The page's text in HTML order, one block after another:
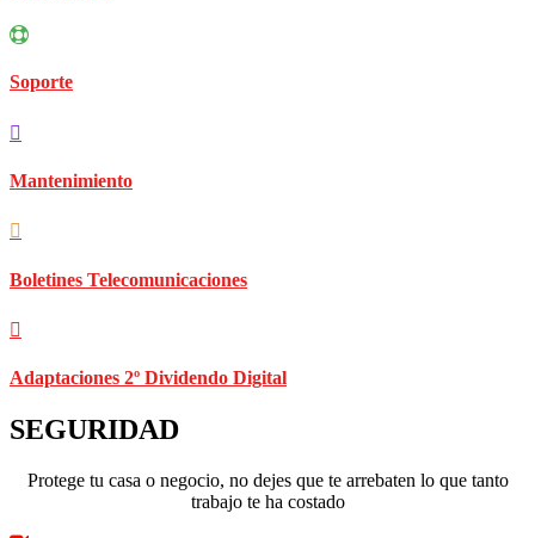
Soporte
Mantenimiento
Boletines Telecomunicaciones
Adaptaciones 2º Dividendo Digital
SEGURIDAD
Protege tu casa o negocio, no dejes que te arrebaten lo que tanto
trabajo te ha costado